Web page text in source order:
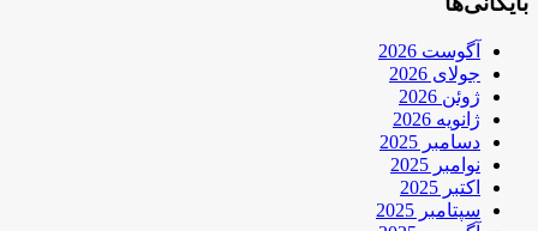
آگوست 2026
جولای 2026
ژوئن 2026
ژانویه 2026
دسامبر 2025
نوامبر 2025
اکتبر 2025
سپتامبر 2025